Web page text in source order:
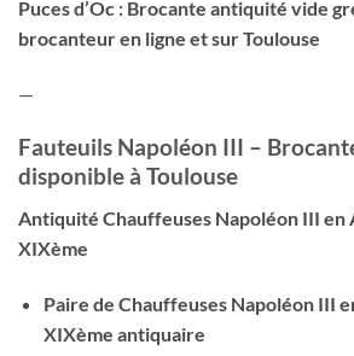
Puces d’Oc : Brocante antiquité vide
brocanteur en ligne et sur Toulouse
—
Fauteuils Napoléon III –
disponible à Toulouse
Antiquité Chauffeuses Napoléon III en
XIXème
Paire de Chauffeuses Napoléon III
XIXème antiquaire